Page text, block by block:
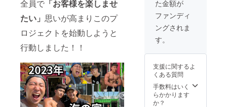
全員で 「お客様を楽しませ
たい」 思いが高まりこのプ
ロジェクトを始動しようと
行動しました！！
酒の種
類を備
考欄に
ご記載
オー
造るオ
リジナ
ル店名
入りの
お箸。
た金額が
ファンディ
ングされま
す。
支援に関するよ
くある質問
手数料はいく
らかかります
か？